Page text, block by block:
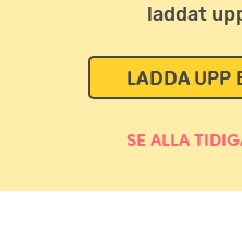
laddat
LADDA UPP
SE ALLA